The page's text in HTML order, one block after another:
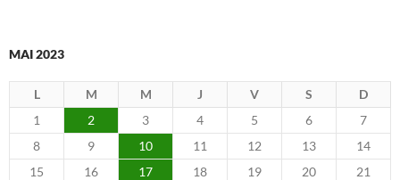
MAI 2023
L M M J V S
D
1
2 3 4 5 6
7
8
9 10 11 12 13
14
15
16 17 18 19 20
21